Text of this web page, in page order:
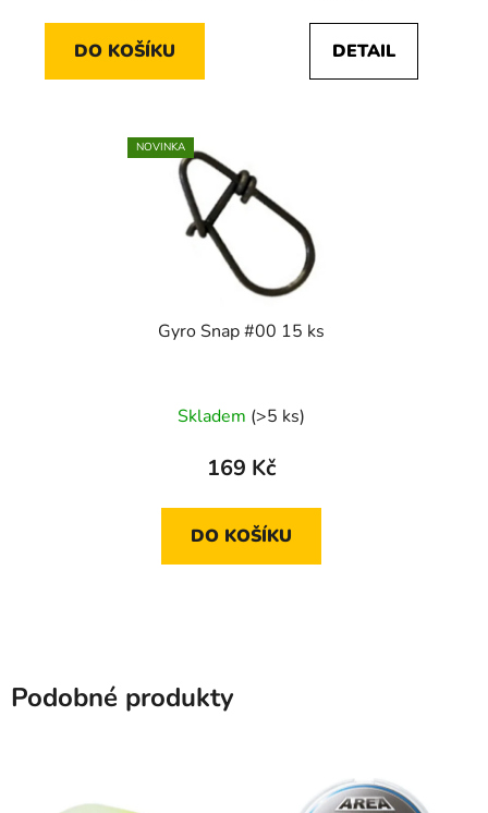
DO KOŠÍKU
z
DETAIL
NOVINKA
Gyro Snap #00 15 ks
Skladem (>5 ks)
169 Kč
DO KOŠÍKU
Podobné produkty